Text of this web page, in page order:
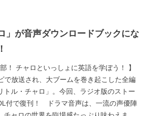
」が音声ダウンロードブックにな
！ チャロといっしょに英語を学ぼう！ 】
で放送され、大ブームを巻き起こした全編
トル・チャロ」。今回、ラジオ版のストー
付で復刊！ ドラマ音声は、一流の声優陣